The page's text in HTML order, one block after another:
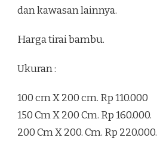
dan kawasan lainnya.
Harga tirai bambu.
Ukuran :
100 cm X 200 cm. Rp 110.000
150 Cm X 200 Cm. Rp 160.000.
200 Cm X 200. Cm. Rp 220.000.